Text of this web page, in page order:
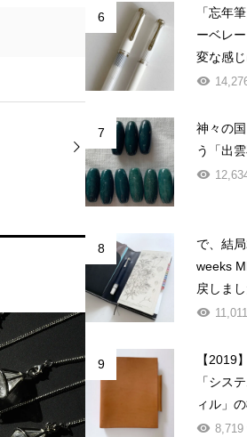
6
「忘年
ーベレ
変な感じ
7
神々の
う「出
8
で、結
weeks
戻しまし
9
【2019
「シス
ィル」
8,719